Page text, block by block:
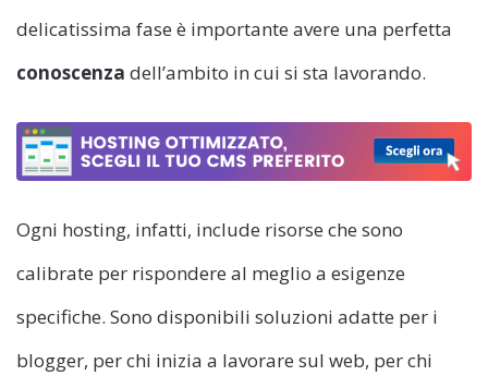
delicatissima fase è importante avere una perfetta
conoscenza dell’ambito in cui si sta lavorando.
Ogni hosting, infatti, include risorse che sono
calibrate per rispondere al meglio a esigenze
specifiche. Sono disponibili soluzioni adatte per i
blogger, per chi inizia a lavorare sul web, per chi